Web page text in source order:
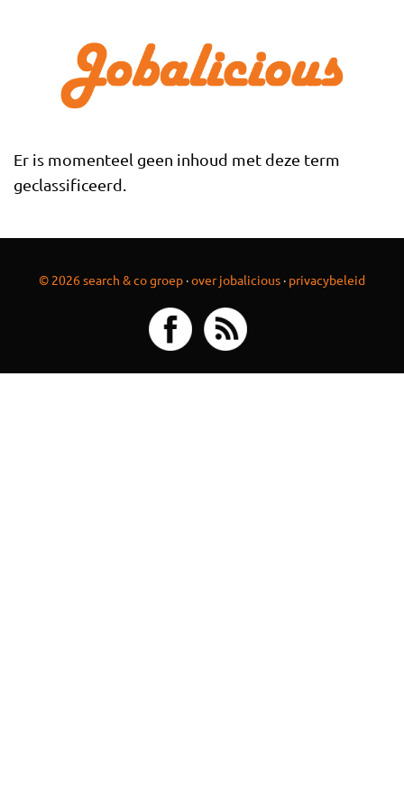
Er is momenteel geen inhoud met deze term
geclassificeerd.
© 2026 search & co groep ·over jobalicious · privacybeleid